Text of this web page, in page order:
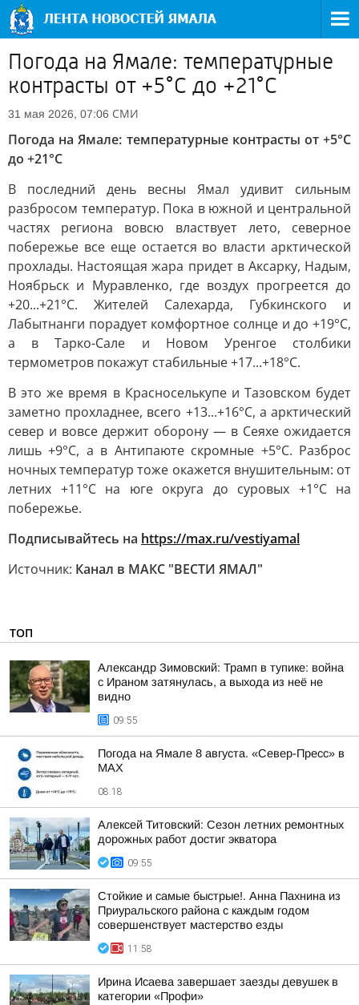
Погода на Ямале: температурные
контрасты от +5°C до +21°C
31 мая 2026, 07:06 СМИ
Погода на Ямале: температурные контрасты от +5°C
до +21°C
В последний день весны Ямал удивит сильным
разбросом температур. Пока в южной и центральной
частях региона вовсю властвует лето, северное
побережье все еще остается во власти арктической
прохлады. Настоящая жара придет в Аксарку, Надым,
Ноябрьск и Муравленко, где воздух прогреется до
+20...+21°C. Жителей Салехарда, Губкинского и
Лабытнанги порадует комфортное солнце и до +19°C,
а в Тарко-Сале и Новом Уренгое столбики
термометров покажут стабильные +17...+18°C.
В это же время в Красноселькупе и Тазовском будет
заметно прохладнее, всего +13...+16°C, а арктический
север и вовсе держит оборону — в Сеяхе ожидается
лишь +9°C, а в Антипаюте скромные +5°C. Разброс
ночных температур тоже окажется внушительным: от
летних +11°C на юге округа до суровых +1°C на
побережье.
Подписывайтесь на https://max.ru/vestiyamal
Источник: Канал в МАКС "ВЕСТИ ЯМАЛ"
ТОП
Александр Зимовский: Трамп в тупике: война
с Ираном затянулась, а выхода из неё не
видно
09:55
Погода на Ямале 8 августа. «Север-Пресс» в
MAX
08:18
Алексей Титовский: Сезон летних ремонтных
дорожных работ достиг экватора
09:55
Стойкие и самые быстрые!. Анна Пахнина из
Приуральского района с каждым годом
совершенствует мастерство езды
11:58
Ирина Исаева завершает заезды девушек в
категории «Профи»